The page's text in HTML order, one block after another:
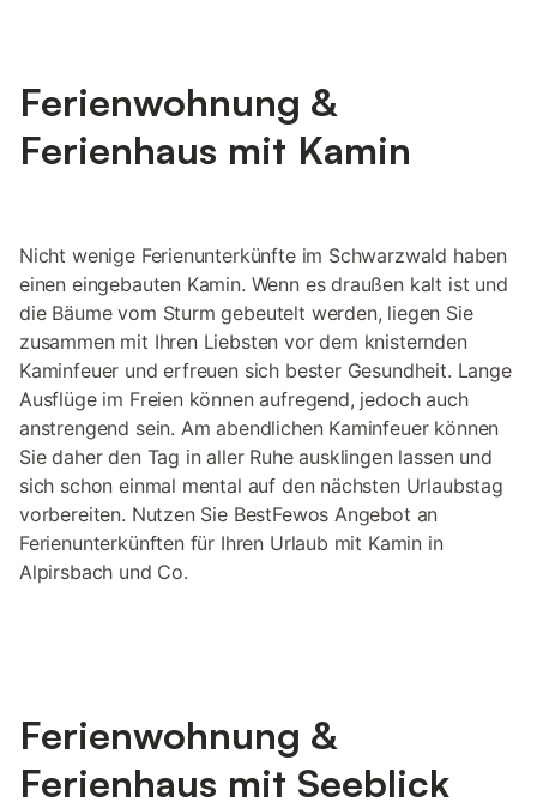
Ferienwohnung &
Ferienhaus mit Kamin
Nicht wenige Ferienunterkünfte im Schwarzwald haben
einen eingebauten Kamin. Wenn es draußen kalt ist und
die Bäume vom Sturm gebeutelt werden, liegen Sie
zusammen mit Ihren Liebsten vor dem knisternden
Kaminfeuer und erfreuen sich bester Gesundheit. Lange
Ausflüge im Freien können aufregend, jedoch auch
anstrengend sein. Am abendlichen Kaminfeuer können
Sie daher den Tag in aller Ruhe ausklingen lassen und
sich schon einmal mental auf den nächsten Urlaubstag
vorbereiten. Nutzen Sie BestFewos Angebot an
Ferienunterkünften für Ihren Urlaub mit Kamin in
Alpirsbach und Co.
Ferienwohnung &
Ferienhaus mit Seeblick